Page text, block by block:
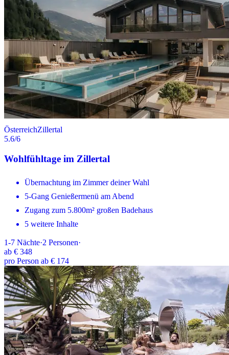
ÖsterreichZillertal
5.6/6
Wohlfühltage im Zillertal
Übernachtung im Zimmer deiner Wahl
5-Gang Genießermenü am Abend
Zugang zum 5.800m² großen Badehaus
5 weitere Inhalte
1-7 Nächte·2 Personen·
ab € 348
pro Person ab € 174